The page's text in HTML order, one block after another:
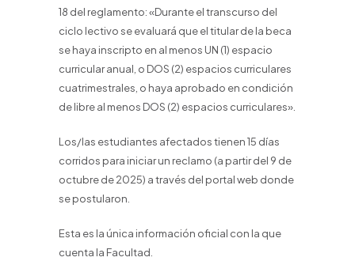
18 del reglamento: «Durante el transcurso del
ciclo lectivo se evaluará que el titular de la beca
se haya inscripto en al menos UN (1) espacio
curricular anual, o DOS (2) espacios curriculares
cuatrimestrales, o haya aprobado en condición
de libre al menos DOS (2) espacios curriculares».
Los/las estudiantes afectados tienen 15 días
corridos para iniciar un reclamo (a partir del 9 de
octubre de 2025) a través del portal web donde
se postularon.
Esta es la única información oficial con la que
cuenta la Facultad.